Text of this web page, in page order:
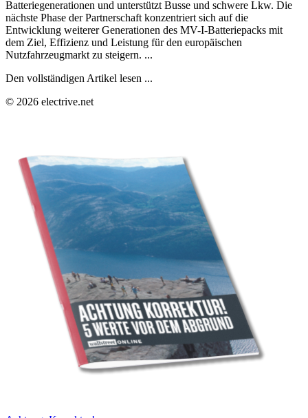
Batteriegenerationen und unterstützt Busse und schwere Lkw. Die
nächste Phase der Partnerschaft konzentriert sich auf die
Entwicklung weiterer Generationen des MV-I-Batteriepacks mit
dem Ziel, Effizienz und Leistung für den europäischen
Nutzfahrzeugmarkt zu steigern. ...
Den vollständigen Artikel lesen ...
© 2026 electrive.net